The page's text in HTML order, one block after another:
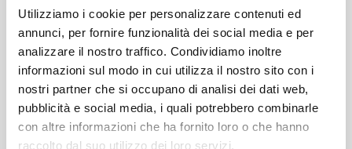
Utilizziamo i cookie per personalizzare contenuti ed
annunci, per fornire funzionalità dei social media e per
analizzare il nostro traffico. Condividiamo inoltre
informazioni sul modo in cui utilizza il nostro sito con i
nostri partner che si occupano di analisi dei dati web,
pubblicità e social media, i quali potrebbero combinarle
con altre informazioni che ha fornito loro o che hanno
raccolto dal suo utilizzo dei loro servizi.
Los Angeles Philharmonic, Zubin Mehta
3 Ionisation
Los Angeles Percussion Ensemble, Los Angeles
CONTATTI